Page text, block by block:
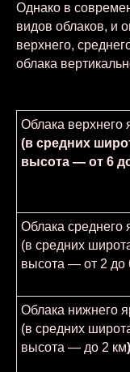
Однако в
видов облаков, и
верхнего,
облака
Облака верхнего
(в средних
высота — от 6
Облака среднего
(в средних
высота — от 2 до
Облака нижнего
(в средних
высота — до 2 км)